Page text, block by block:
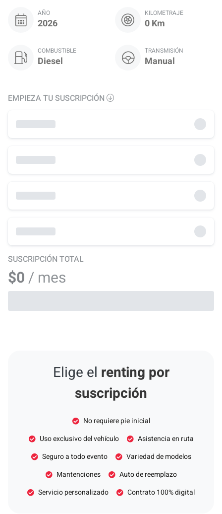
AÑO
2026
KILOMETRAJE
0 Km
COMBUSTIBLE
Diesel
TRANSMISIÓN
Manual
EMPIEZA TU SUSCRIPCIÓN
SUSCRIPCIÓN TOTAL
$0/ mes
Elige el renting por
suscripción
No requiere pie inicial
Uso exclusivo del vehículo
Asistencia en ruta
Seguro a todo evento
Variedad de modelos
Mantenciones
Auto de reemplazo
Servicio personalizado
Contrato 100% digital